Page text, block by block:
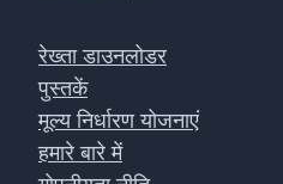
रेख्ता डाउनलोडर
पुस्तकें
मूल्य निर्धारण योजनाएं
हमारे बारे में